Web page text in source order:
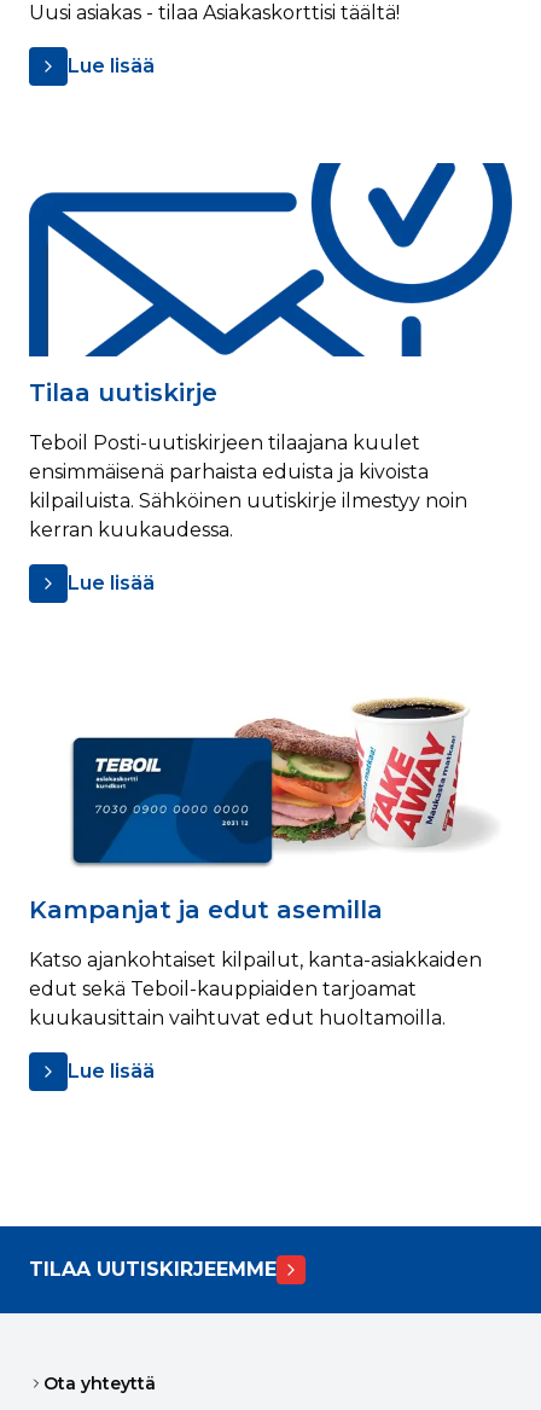
Uusi asiakas - tilaa Asiakaskorttisi täältä!
Lue lisää
Tilaa uutiskirje
Teboil Posti-uutiskirjeen tilaajana kuulet
ensimmäisenä parhaista eduista ja kivoista
kilpailuista. Sähköinen uutiskirje ilmestyy noin
kerran kuukaudessa.
Lue lisää
Kampanjat ja edut asemilla
Katso ajankohtaiset kilpailut, kanta-asiakkaiden
edut sekä Teboil-kauppiaiden tarjoamat
kuukausittain vaihtuvat edut huoltamoilla.
Lue lisää
TILAA UUTISKIRJEEMME
Ota yhteyttä